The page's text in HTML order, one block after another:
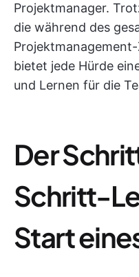
Projektmanager.
die während des
bietet jede Hürde
und Lernen für die
Der
Schritt-
Start